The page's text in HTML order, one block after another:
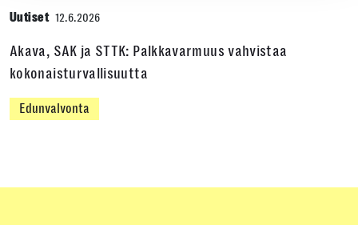
Uutiset 12.6.2026
Akava, SAK ja STTK: Palkkavarmuus vahvistaa
kokonaisturvallisuutta
Edunvalvonta